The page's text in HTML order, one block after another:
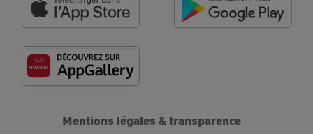
Mentions légales & transparence